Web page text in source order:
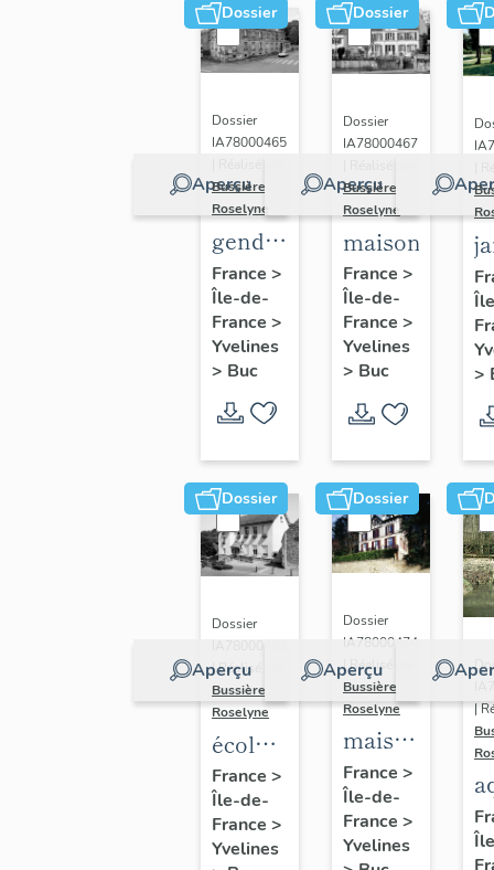
Dossier
Aperçu
Dossier
IA78000465
Bussière
Roselyne
gendarmerie,
actuellement
immeuble
France >
Île-de-
France >
Yvelines
> Buc
Dossier
Aperçu
Dossier
IA78000467
Bussière
Roselyne
maison
France >
Île-de-
France >
Yvelines
> Buc
>
Dossier
Aperçu
Dossier
| Réalisé par
Bussière
Roselyne
école
primaire
de
filles,
France >
Île-de-
France >
Yvelines
Dossier
Aperçu
Dossier
IA78000474
| Réalisé par
Bussière
Roselyne
maison
dite
villa
Saint
Marie
France >
Île-de-
France >
Yvelines
|